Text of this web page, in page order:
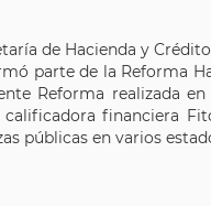
de Hacienda y
parte de la Reforma
Reforma realizada
financiera
públicas en varios